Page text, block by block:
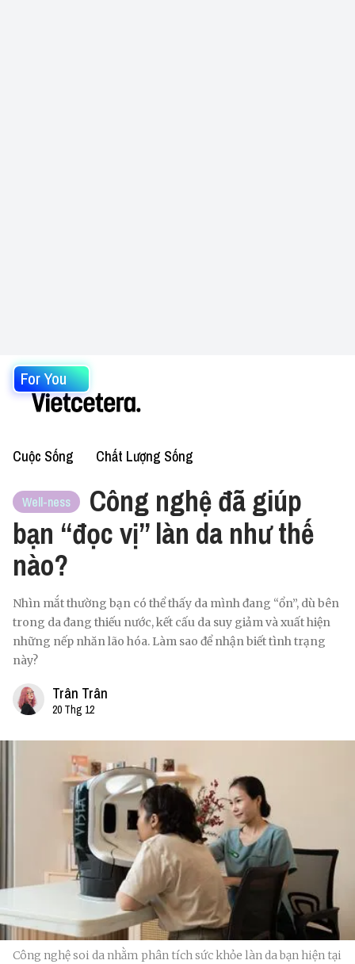
For You
Cuộc Sống Chất Lượng Sống
Well-ness
Công nghệ đã giúp
bạn “đọc vị” làn da như thế
nào?
Nhìn mắt thường bạn có thể thấy da mình đang “ổn”, dù bên
trong da đang thiếu nước, kết cấu da suy giảm và xuất hiện
những nếp nhăn lão hóa. Làm sao để nhận biết tình trạng
này?
Trân Trân
20 Thg 12
Công nghệ soi da nhằm phân tích sức khỏe làn da bạn hiện tại